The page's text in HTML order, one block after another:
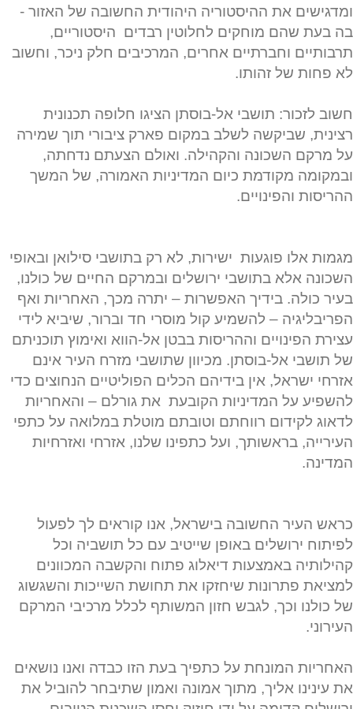
ומדגישים את ההיסטוריה היהודית החשובה של האזור -
בה בעת שהם מוחקים לחלוטין רבדים היסטוריים,
תרבותיים וחברתיים אחרים, המרכיבים חלק ניכר, וחשוב
לא פחות של זהותו.
חשוב לזכור: תושבי אל-בוסתן הציגו חלופה תכנונית
רצינית, שביקשה לשלב במקום פארק ציבורי תוך שמירה
על מרקם השכונה והקהילה. ואולם הצעתם נדחתה,
ובמקומה מקודמת כיום המדיניות האמורה, של המשך
ההריסות והפינויים.
מגמות אלו פוגעות ישירות, לא רק בתושבי סילואן ובאופי
השכונה אלא בתושבי ירושלים ובמרקם החיים של כולנו,
בעיר כולה. בידיך האפשרות – יתרה מכך, האחריות ואף
הפריבליגיה – להשמיע קול מוסרי חד וברור, שיביא לידי
עצירת הפינויים וההריסות בבטן אל-הווא ואימוץ תוכניתם
של תושבי אל-בוסתן. מכיוון שתושבי מזרח העיר אינם
אזרחי ישראל, אין בידיהם הכלים הפוליטיים הנחוצים כדי
להשפיע על המדיניות הקובעת את גורלם – והאחריות
לדאוג לקידום רווחתם וטובתם מוטלת במלואה על כתפי
העירייה, בראשותך, ועל כתפינו שלנו, אזרחי ואזרחיות
המדינה.
כראש העיר החשובה בישראל, אנו קוראים לך לפעול
לפיתוח ירושלים באופן שייטיב עם כל תושביה וכל
קהילותיה באמצעות דיאלוג פתוח והקשבה המכוונים
למציאת פתרונות שיחזקו את תחושת השייכות והשגשוג
של כולנו וכך, לגבש חזון המשותף לכלל מרכיבי המרקם
העירוני.
האחריות המונחת על כתפיך בעת הזו כבדה ואנו נושאים
את עינינו אליך, מתוך אמונה ואמון שתיבחר להוביל את